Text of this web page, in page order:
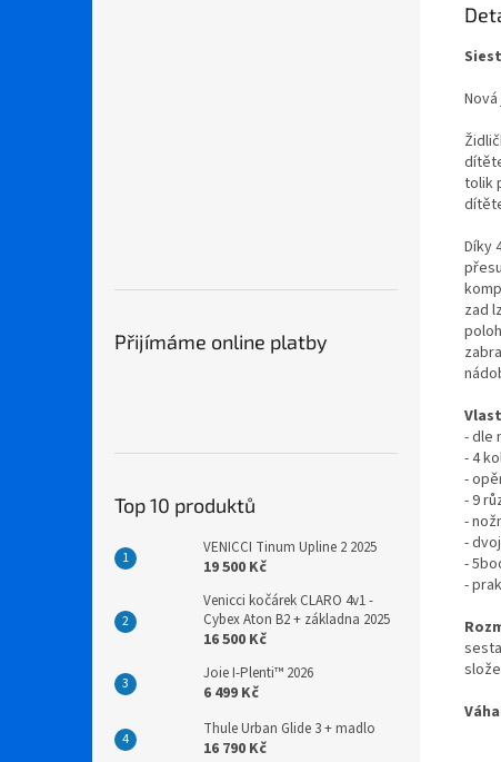
Přijímáme online platby
Top 10 produktů
VENICCI Tinum Upline 2 2025
19 500 Kč
Venicci kočárek CLARO 4v1 -
Cybex Aton B2 + základna 2025
16 500 Kč
Joie I-Plenti™ 2026
6 499 Kč
Thule Urban Glide 3 + madlo
16 790 Kč
tolik
Díky
zad
- dle
- 4
-
- 9
-
-
-
-